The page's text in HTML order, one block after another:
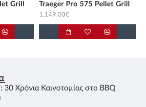
Grill Traeger Pro 575 Pellet Grill
1.149,00€
Χρόνια Καινοτομίας στο BBQ